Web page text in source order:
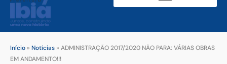
Início » Notícias » ADMINISTRAÇÃO 2017/2020 NÃO PARA: VÁRIAS OBRAS
EM ANDAMENTO!!!